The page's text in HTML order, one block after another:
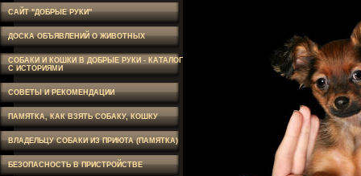
САЙТ "ДОБРЫЕ РУКИ"
ДОСКА ОБЪЯВЛЕНИЙ О ЖИВОТНЫХ
СОБАКИ И КОШКИ В ДОБРЫЕ РУКИ - КАТАЛОГ
С ИСТОРИЯМИ
СОВЕТЫ И РЕКОМЕНДАЦИИ
ПАМЯТКА, КАК ВЗЯТЬ СОБАКУ, КОШКУ
ВЛАДЕЛЬЦУ СОБАКИ ИЗ ПРИЮТА (ПАМЯТКА)
БЕЗОПАСНОСТЬ В ПРИСТРОЙСТВЕ